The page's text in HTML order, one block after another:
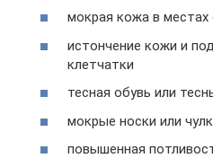
мокрая кожа в местах
истончение кожи и
клетчатки
тесная обувь или
мокрые носки или
повышенная